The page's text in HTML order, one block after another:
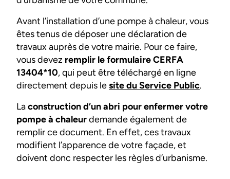
Avant l’installation d’une pompe à chaleur, vous
êtes tenus de déposer une déclaration de
travaux auprès de votre mairie. Pour ce faire,
vous devez remplir le formulaire CERFA
13404*10, qui peut être téléchargé en ligne
directement depuis lesite du Service Public.
Laconstruction d’un abri pour enfermer votre
pompe à chaleurdemande également de
remplir ce document. En effet, ces travaux
modifient l’apparence de votre façade, et
doivent donc respecter les règles d’urbanisme.